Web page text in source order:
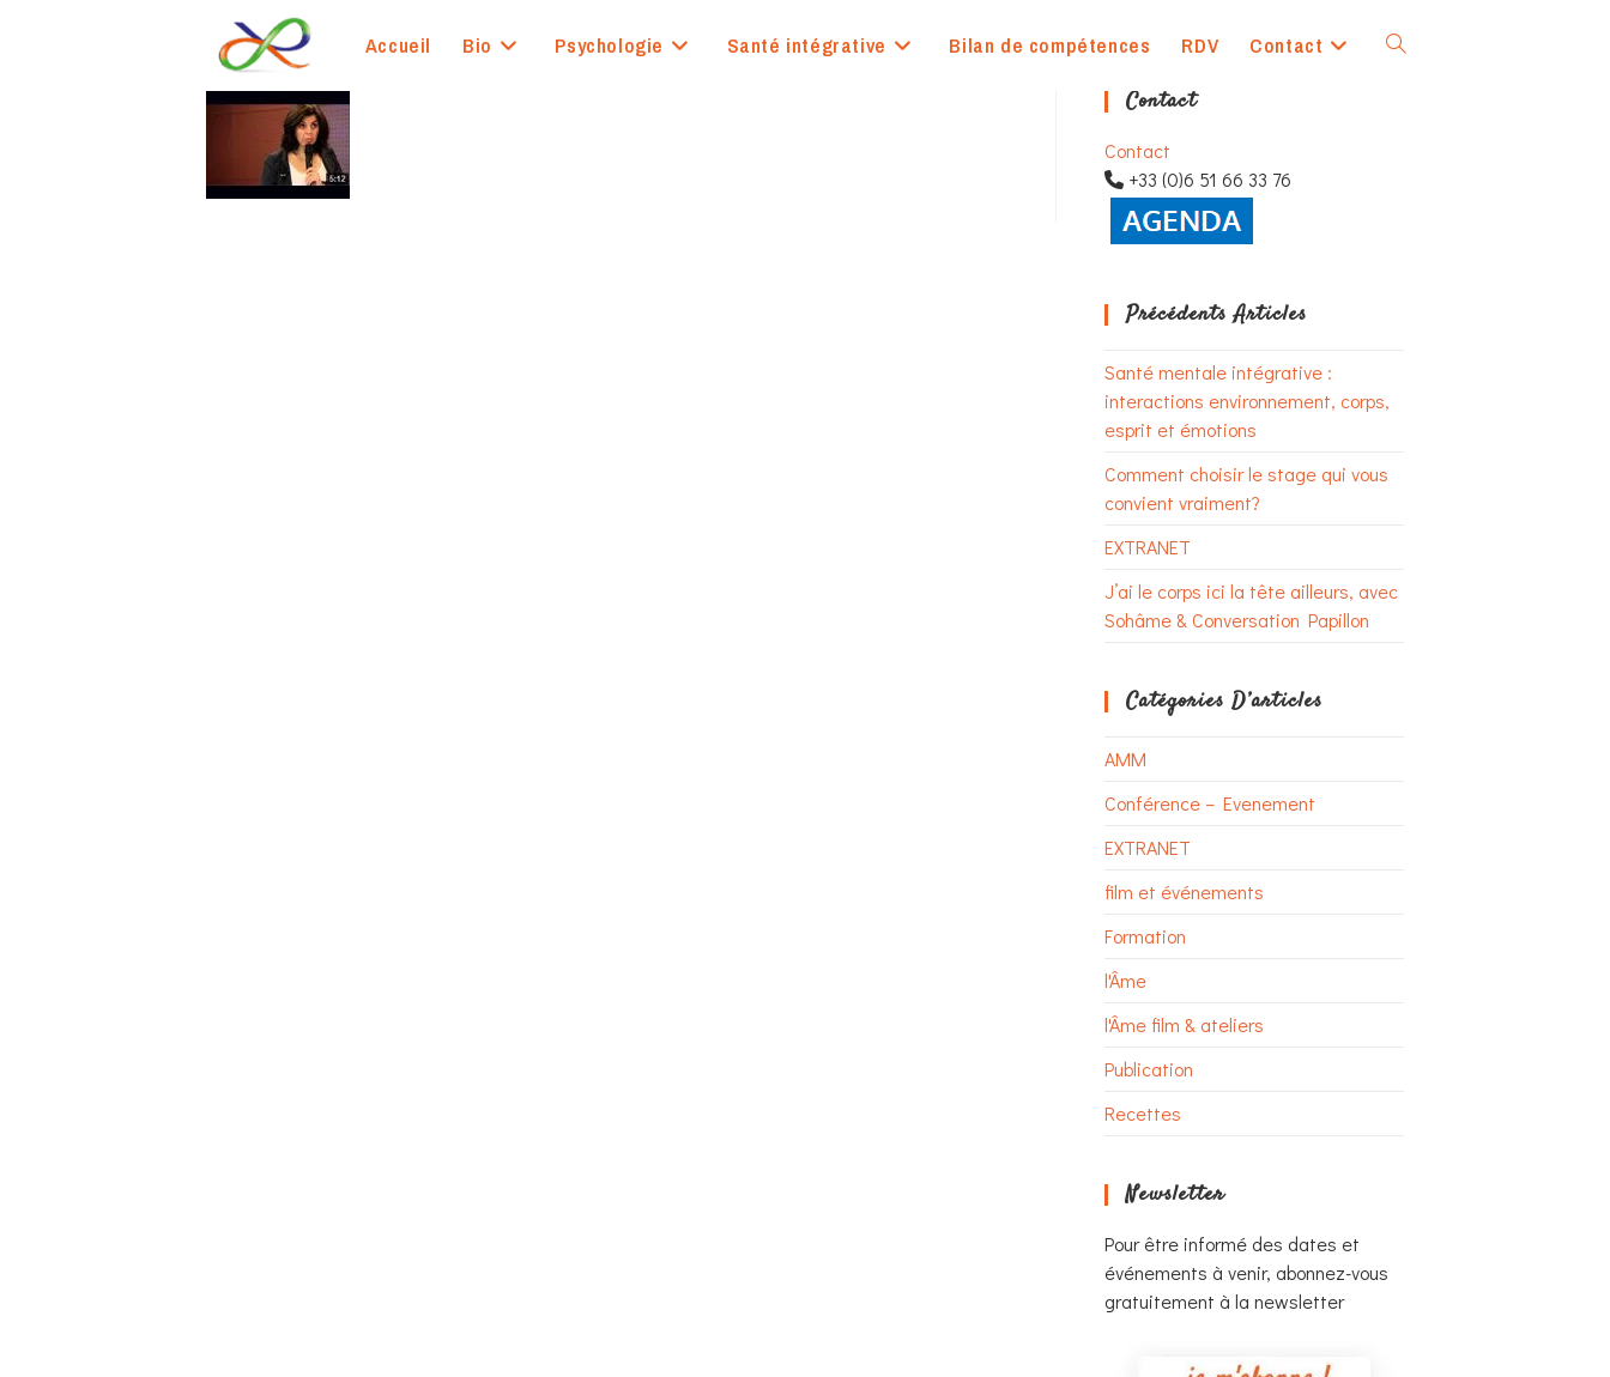
Accueil Bio Psychologie Santé intégrative Bilan de compétences RDV Contact Toggle
Contact
Contact
+33 (0)6 51 66 33 76
Précédents Articles
Santé mentale intégrative :
interactions environnement, corps,
esprit et émotions
Comment choisir le stage qui vous
convient vraiment?
EXTRANET
J’ai le corps ici la tête ailleurs, avec
Sohâme & Conversation Papillon
Catégories D’articles
AMM
Conférence – Evenement
EXTRANET
film et événements
Formation
l'Âme
l'Âme film & ateliers
Publication
Recettes
Newsletter
Pour être informé des dates et
événements à venir, abonnez-vous
gratuitement à la newsletter